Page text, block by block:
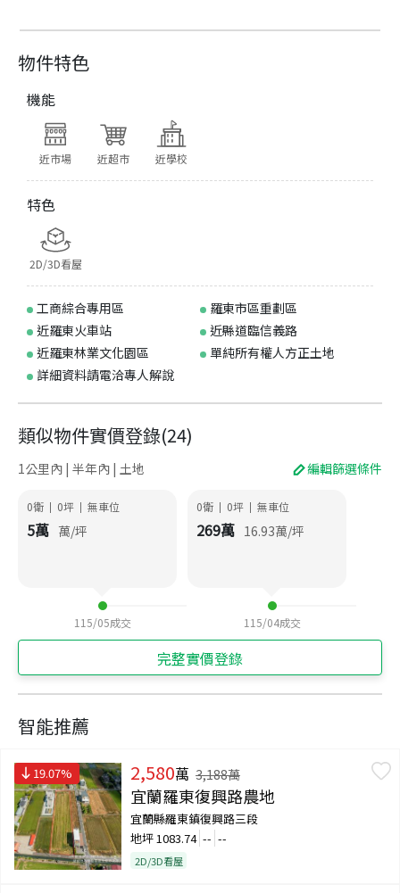
物件特色
機能
近市場 近超市 近學校
特色
2D/3D看屋
工商綜合專用區
羅東市區重劃區
近羅東火車站
近縣道臨信義路
近羅東林業文化園區
單純所有權人方正土地
詳細資料請電洽專人解說
類似物件實價登錄(24)
1公里內 | 半年內 | 土地 編輯篩選條件
0衛 | 0坪 | 無車位
5萬 萬/坪
115/05成交
0衛 | 0坪 | 無車位
269萬 16.93萬/坪
115/04成交
完整實價登錄
智能推薦
19.07% 2,580萬 3,188萬
宜蘭羅東復興路農地
宜蘭縣羅東鎮復興路三段
地坪 1083.74 -- --
2D/3D看屋